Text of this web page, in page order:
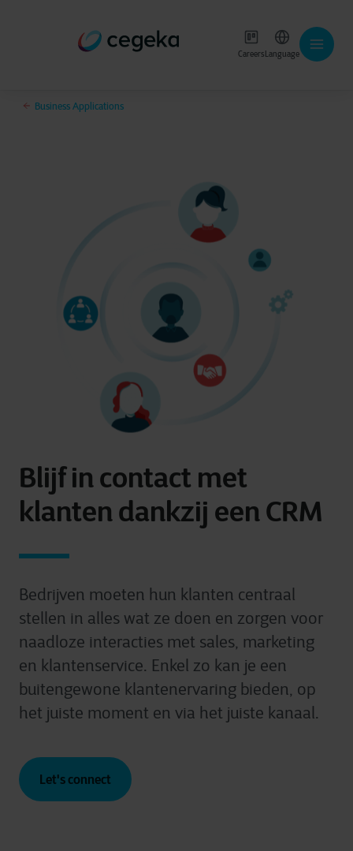
CareersLanguage
Business Applications
Blijf in contact met
klanten dankzij een CRM
Bedrijven moeten hun klanten centraal
stellen in alles wat ze doen en zorgen voor
naadloze interacties met sales, marketing
en klantenservice. Enkel zo kan je een
buitengewone klantenervaring bieden, op
het juiste moment en via het juiste kanaal.
Let's connect